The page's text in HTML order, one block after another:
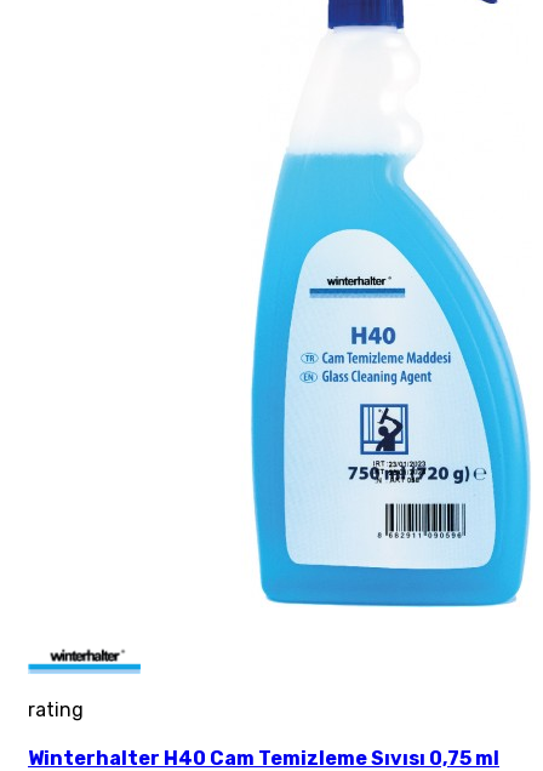
rating
Winterhalter H40 Cam Temizleme Sıvısı 0,75 ml